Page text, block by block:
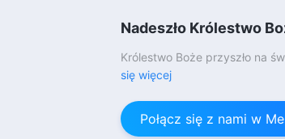
Nadeszło Królestwo
Królestwo Boże przyszło na
się więcej
Połącz się z nami w